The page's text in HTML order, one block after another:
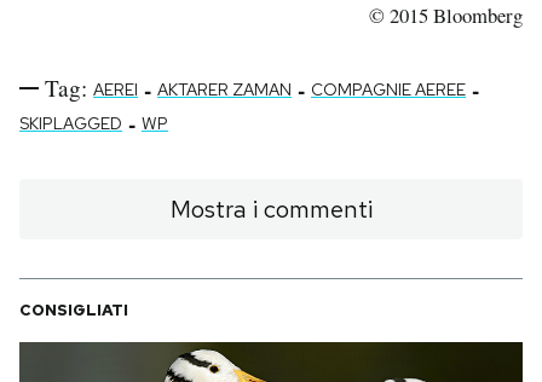
© 2015 Bloomberg
Tag: AEREI - AKTARER ZAMAN - COMPAGNIE AEREE -
SKIPLAGGED - WP
Mostra i commenti
CONSIGLIATI